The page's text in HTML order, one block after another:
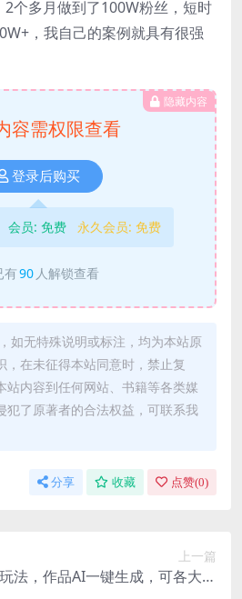
个多月做到了100W粉丝，短时
，我自己的案例就具有很强
隐藏内容
容需权限查看
登录后购买
会员: 免费 永久会员: 免费
有90 人解锁查看
如无特殊说明或标注，均为本站原
，在未征得本站同意时，禁止复
站内容到任何网站、书籍等各类媒
犯了原著者的合法权益，可联系我
分享 收藏 点赞(0)
上一篇
法，作品AI一键生成，可各大短